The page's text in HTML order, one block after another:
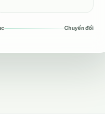
Chuyển đổi